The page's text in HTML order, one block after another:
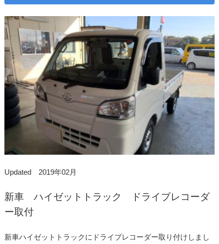
Updated 2019年02月
新車 ハイゼットトラック ドライブレコーダ
ー取付
新車ハイゼットトラックにドライブレコーダー取り付けしまし